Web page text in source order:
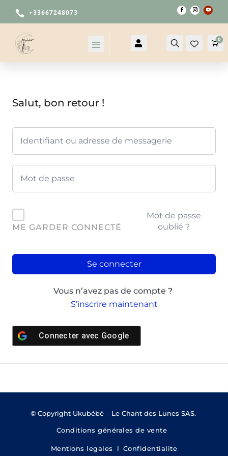
 +33667248073
 Recherche 0
Salut, bon retour !
ME GARDER CONNECTÉ
Mot de passe
oublié ?
Se connecter
Vous n’avez pas de compte ?
S’inscrire maintenant
Connecter avec Google
© Copyright Ukubébé – Le Chant des Lunes SAS.
Conditions générales de vente
Mentions legales l Confidentialite